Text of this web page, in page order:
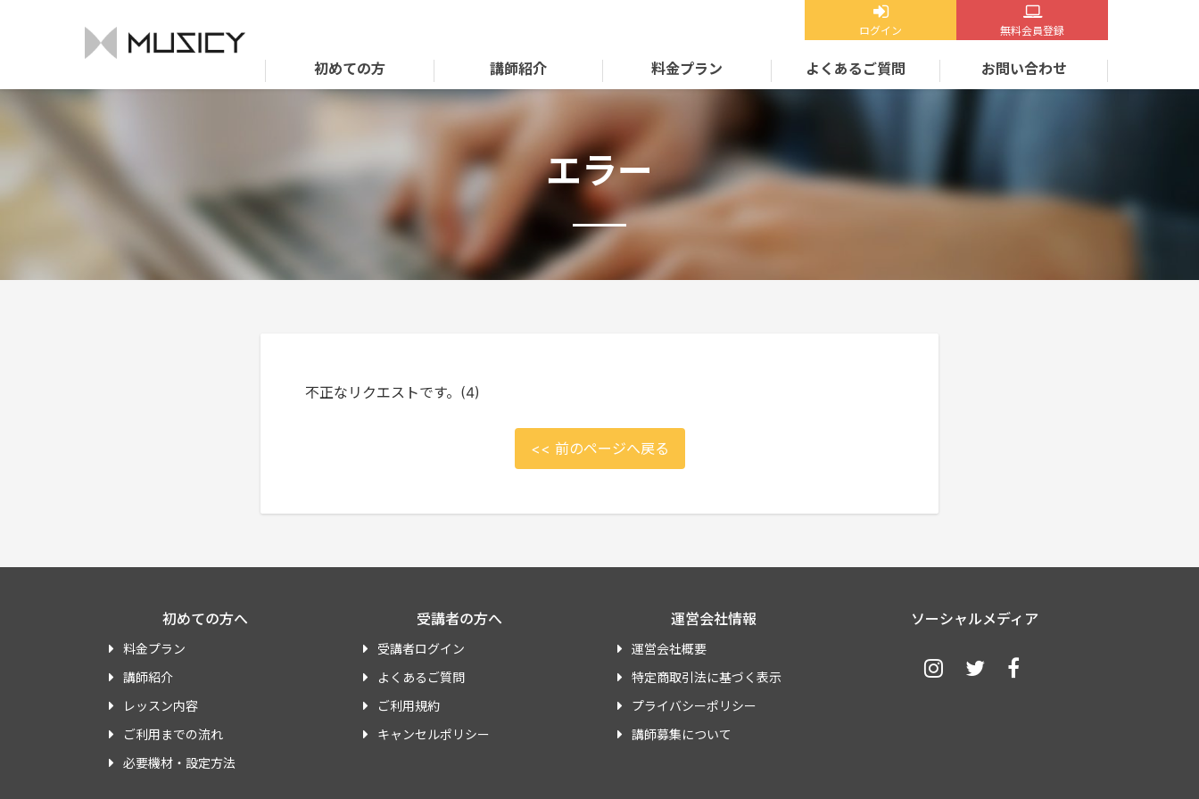
ログイン 無料会員登録
初めての方 講師紹介 料金プラン よくあるご質問 お問い合わせ
エラー
不正なリクエストです。(4)
<< 前のページへ戻る
初めての方へ
料金プラン
講師紹介
レッスン内容
ご利用までの流れ
必要機材・設定方法
受講者の方へ
受講者ログイン
よくあるご質問
ご利用規約
キャンセルポリシー
運営会社情報
運営会社概要
特定商取引法に基づく表示
プライバシーポリシー
講師募集について
ソーシャルメディア